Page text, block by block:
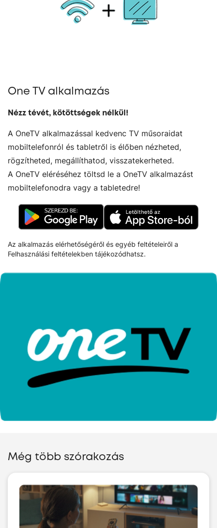
One TV alkalmazás
Nézz tévét, kötöttségek nélkül!
A OneTV alkalmazással kedvenc TV műsoraidat
mobiltelefonról és tabletről is élőben nézheted,
rögzítheted, megállíthatod, visszatekerheted.
A OneTV eléréséhez töltsd le a OneTV alkalmazást
mobiltelefonodra vagy a tabletedre!
Az alkalmazás elérhetőségéről és egyéb feltételeiről a
Felhasználási feltételekben tájékozódhatsz.
Még több szórakozás